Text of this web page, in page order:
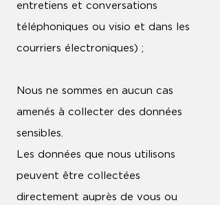
entretiens et conversations
téléphoniques ou visio et dans les
courriers électroniques) ;
Nous ne sommes en aucun cas
amenés à collecter des données
sensibles.
Les données que nous utilisons
peuvent être collectées
directement auprès de vous ou